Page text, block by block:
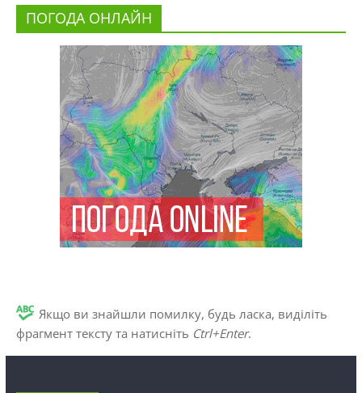
ПОГОДА ОНЛАЙН
Якщо ви знайшли помилку, будь ласка, виділіть
фрагмент тексту та натисніть Ctrl+Enter.